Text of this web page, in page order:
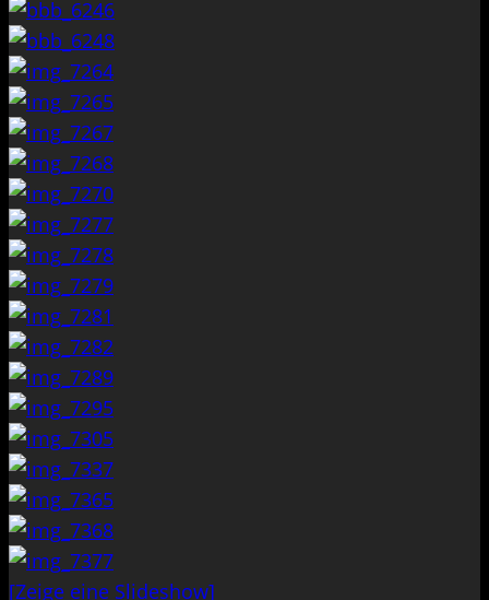
[Zeige eine Slideshow]